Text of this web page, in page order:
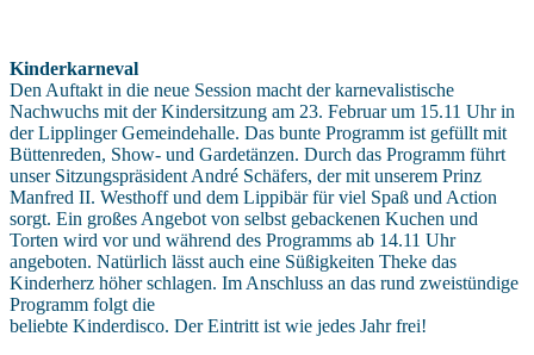
Kinderkarneval
Den Auftakt in die neue Session macht der karnevalistische
Nachwuchs mit der Kindersitzung am 23. Februar um 15.11 Uhr in
der Lipplinger Gemeindehalle. Das bunte Programm ist gefüllt mit
Büttenreden, Show- und Gardetänzen. Durch das Programm führt
unser Sitzungspräsident André Schäfers, der mit unserem Prinz
Manfred II. Westhoff und dem Lippibär für viel Spaß und Action
sorgt. Ein großes Angebot von selbst gebackenen Kuchen und
Torten wird vor und während des Programms ab 14.11 Uhr
angeboten. Natürlich lässt auch eine Süßigkeiten Theke das
Kinderherz höher schlagen. Im Anschluss an das rund zweistündige
Programm folgt die
beliebte Kinderdisco. Der Eintritt ist wie jedes Jahr frei!